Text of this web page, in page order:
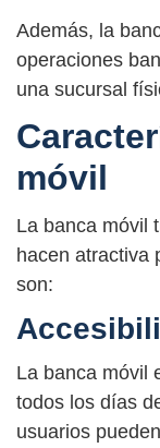
Además, la
operaciones
una sucursal
móvil
La banca móvil
hacen atractiva
son:
La banca móvil
todos los días
usuarios